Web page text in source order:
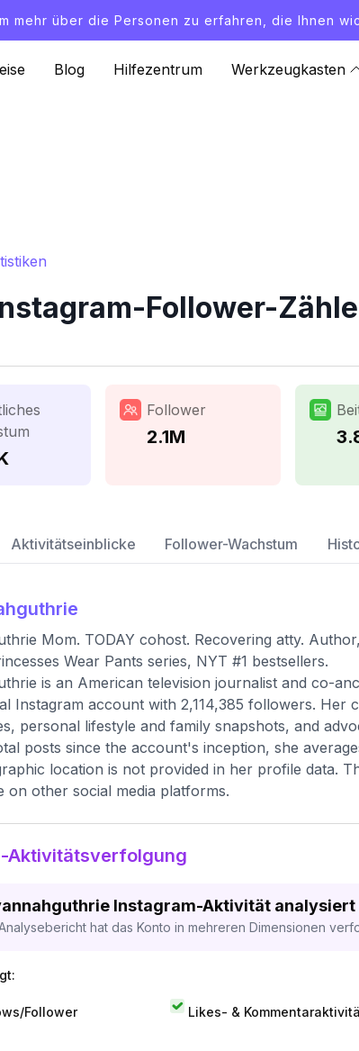
mehr über die Personen zu erfahren, die Ihnen
Blog Hilfezentrum Werkzeugkasten
Follower-
Follower
2.1M
Aktivitätseinblicke Follower-Wachstum
Mom. TODAY cohost. Recovering atty.
Wear Pants series, NYT #1 bestsellers.
is an American television journalist and co-
Instagram account with 2,114,385 followers. Her
personal lifestyle and family snapshots, and
posts since the account's inception, she
location is not provided in her profile data.
on other social media platforms.
Aktivitätsverfolgung
Instagram-Aktivität analysiert
hat das Konto in mehreren Dimensionen
Follower Likes- &